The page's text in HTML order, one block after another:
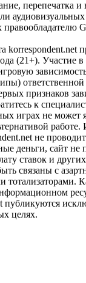
перепечатка и
аудиовизуальных
korrespondent.net
(21+). Участие в
признаков
к
играх не может
не
деньги, сайт не
ставок и
связаны с
тотализаторами.
публикуются
целях.